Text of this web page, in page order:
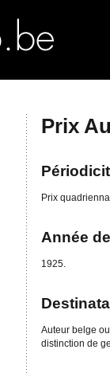
Prix
Prix
Année
1925.
Auteur belge
distinction de